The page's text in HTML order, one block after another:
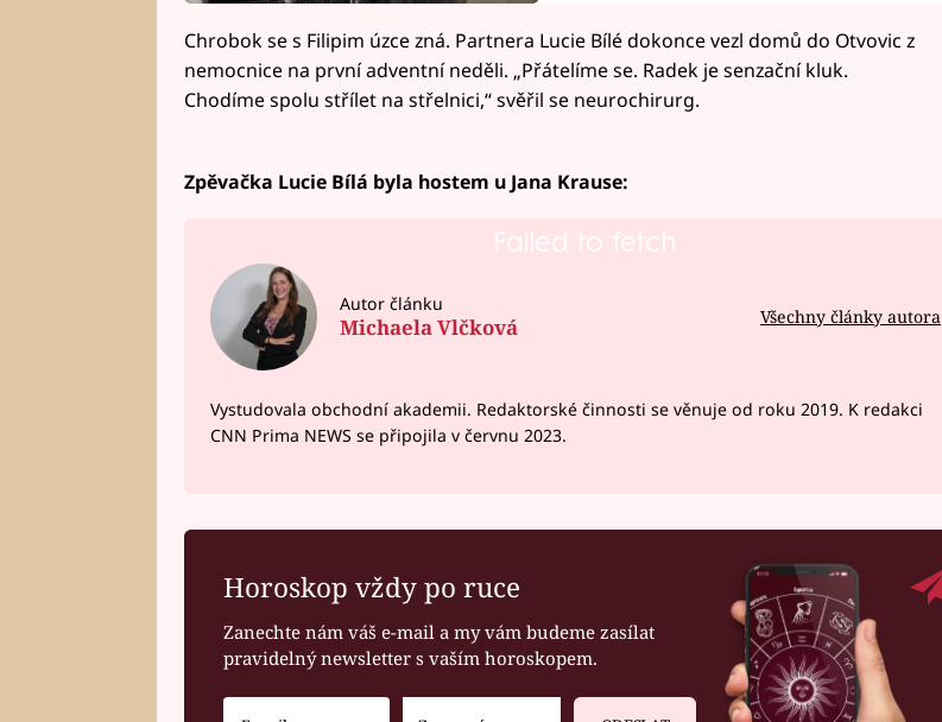
Chrobok se s Filipim úzce zná. Partnera Lucie Bílé dokonce vezl domů do Otvovic z
nemocnice na první adventní neděli. „Přátelíme se. Radek je senzační kluk.
Chodíme spolu střílet na střelnici,“ svěřil se neurochirurg.
Zpěvačka Lucie Bílá byla hostem u Jana Krause:
Failed to fetch
Autor článku
Michaela Vlčková Všechny články autora
Vystudovala obchodní akademii. Redaktorské činnosti se věnuje od roku 2019. K redakci
CNN Prima NEWS se připojila v červnu 2023.
Horoskop vždy po ruce
Zanechte nám váš e-mail a my vám budeme zasílat
pravidelný newsletter s vaším horoskopem.